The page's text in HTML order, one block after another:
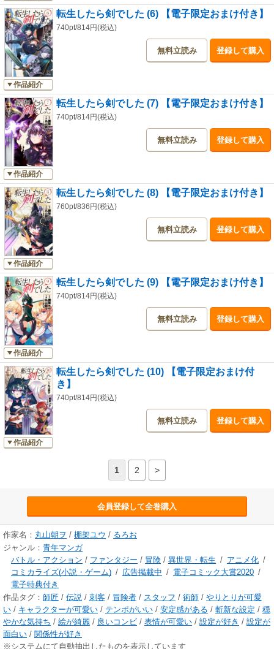
作品紹介
転生したら剣でした (6) 【電子限定おまけ付き】
740pt/814円(税込)
無料立読み 登録して購入
作品紹介
転生したら剣でした (7) 【電子限定おまけ付き】
740pt/814円(税込)
無料立読み 登録して購入
作品紹介
転生したら剣でした (8) 【電子限定おまけ付き】
760pt/836円(税込)
無料立読み 登録して購入
作品紹介
転生したら剣でした (9) 【電子限定おまけ付き】
740pt/814円(税込)
無料立読み 登録して購入
作品紹介
転生したら剣でした (10) 【電子限定おまけ付
き】
740pt/814円(税込)
無料立読み 登録して購入
1 2 >
会員登録して全巻購入
作家名： 丸山朝ヲ / 棚架ユウ / るろお
ジャンル： 青年マンガ
バトル・アクション / ファンタジー / 冒険 / 異世界・転生 / アニメ化 /
コミカライズ(小説・ゲーム) / 広告掲載中 / 電子コミック大賞2020 /
電子特典付き
作品タグ： 師匠 / 伝説 / 刺客 / 冒険者 / スタッフ / 術師 / やりとりが可愛
い / キャラクターが可愛い / テンポがいい / 安定感がある / 斬新な設定 / 穏
やかな気持ち / 絵が綺麗 / 良いコンビ / 表情が可愛い / 設定が好き / 設定が
面白い / 関係性が好き
※システムにて自動抽出したものを表示しています